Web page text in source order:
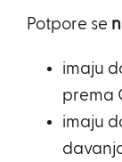
Potpore se
imaju
prema
imaju